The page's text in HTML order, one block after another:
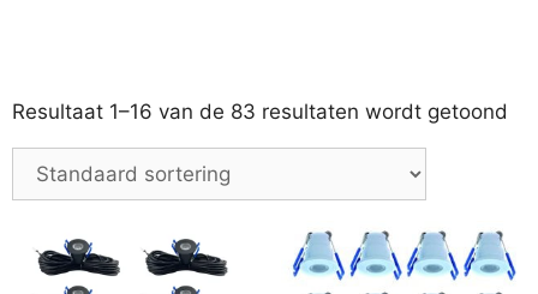
Resultaat 1–16 van de 83 resultaten wordt getoond